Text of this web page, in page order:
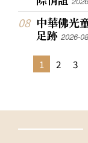
中華佛光
足跡2026-
1 2 3